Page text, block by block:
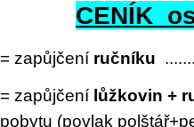
CENÍK
= zapůjčení ručníku
= zapůjčení lůžkovin +
pobytu (povlak